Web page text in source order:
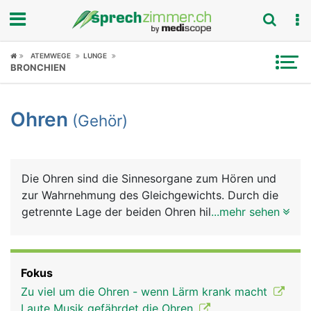
Fokus
Symptome
News
Rubriken
ATEMWEGE LUNGE
BRONCHIEN
Ohren (Gehör)
Die Ohren sind die Sinnesorgane zum Hören und
zur Wahrnehmung des Gleichgewichts. Durch die
getrennte Lage der beiden Ohren hilft das Gehör
Ohrmuschel, die aus Haut, Knorpel und
Fettgewebe besteht - dient zur Aufnahme und
...mehr sehen
Fokus
Zu viel um die Ohren - wenn Lärm krank macht
Laute Musik gefährdet die Ohren